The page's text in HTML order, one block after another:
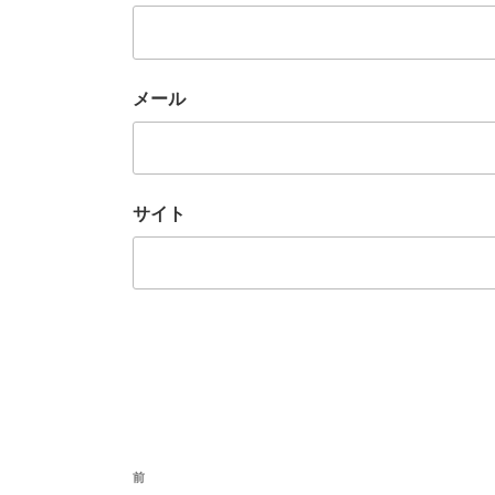
メール
サイト
投
前
前